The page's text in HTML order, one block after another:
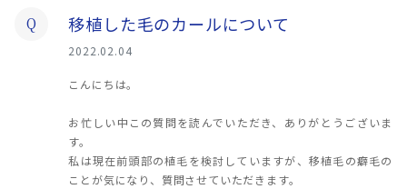
Q 移植した毛のカールについて
2022.02.04
こんにちは。
お忙しい中この質問を読んでいただき、ありがとうございま
す。
私は現在前頭部の植毛を検討していますが、移植毛の癖毛の
ことが気になり、質問させていただきます。